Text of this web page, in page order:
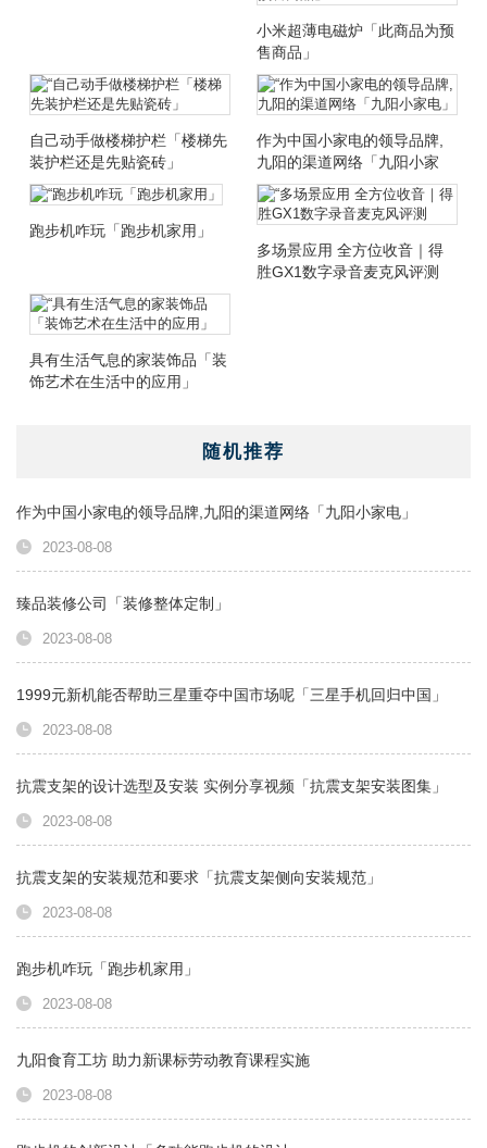
小米超薄电磁炉「此商品为预
售商品」
自己动手做楼梯护栏「楼梯先
装护栏还是先贴瓷砖」
作为中国小家电的领导品牌,
九阳的渠道网络「九阳小家
电」
跑步机咋玩「跑步机家用」
多场景应用 全方位收音｜得
胜GX1数字录音麦克风评测
具有生活气息的家装饰品「装
饰艺术在生活中的应用」
随机推荐
作为中国小家电的领导品牌,九阳的渠道网络「九阳小家电」
2023-08-08
臻品装修公司「装修整体定制」
2023-08-08
1999元新机能否帮助三星重夺中国市场呢「三星手机回归中国」
2023-08-08
抗震支架的设计选型及安装 实例分享视频「抗震支架安装图集」
2023-08-08
抗震支架的安装规范和要求「抗震支架侧向安装规范」
2023-08-08
跑步机咋玩「跑步机家用」
2023-08-08
九阳食育工坊 助力新课标劳动教育课程实施
2023-08-08